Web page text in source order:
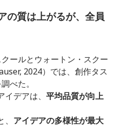
の質は上がるが、全員
ールとウォートン・スクー
2024）では、創作タス
べた。
デアは、 平均品質が向上
アイデアの多様性が最大